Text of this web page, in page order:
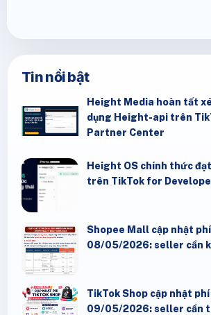
Tin nổi bật
Height Media hoàn tất
dụng Height-api trên
Partner Center
Height OS chính thức
trên TikTok for
Shopee Mall cập nhật
08/05/2026: seller cần
TikTok Shop cập nhật
09/05/2026: seller cần